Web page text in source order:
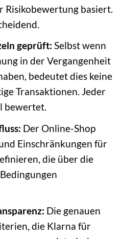
Risikobewertung basiert.
geprüft: Selbst wenn
in der Vergangenheit
bedeutet dies keine
Transaktionen. Jeder
bewertet.
Der Online-Shop
Einschränkungen für
die über die
Die genauen
die Klarna für